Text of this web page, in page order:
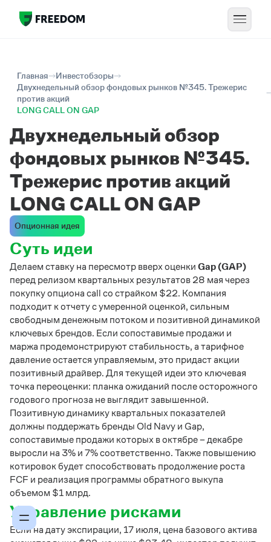
Главная
Инвестобзоры
Двухнедельный обзор фондовых рынков №345. Трежерис
против акций
LONG CALL ON GAP
Двухнедельный обзор
фондовых рынков №345.
Трежерис против акций
LONG CALL ON GAP
Опционная идея
Суть идеи
Делаем ставку на пересмотр вверх оценки Gap (GAP)
перед релизом квартальных результатов 28 мая через
покупку опциона call со страйком $22. Компания
подходит к отчету с умеренной оценкой, сильным
свободным денежным потоком и позитивной динамикой
ключевых брендов. Если сопоставимые продажи и
маржа продемонстрируют стабильность, а тарифное
давление остается управляемым, это придаст акции
позитивный драйвер. Для текущей идеи это ключевая
точка переоценки: планка ожиданий после осторожного
годового прогноза не выглядит завышенной.
Позитивную динамику квартальных показателей
должны поддержать бренды Old Navy и Gap,
сопоставимые продажи которых в октябре – декабре
выросли на 3% и 7% соответственно. Также повышению
котировок будет способствовать продолжение роста
FCF и реализация программы обратного выкупа
объемом $1 млрд.
Управление рисками
Если на дату экспирации, 17 июля, цена базового актива